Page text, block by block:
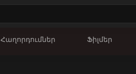
Հաղորդումներ Ֆիլմեր